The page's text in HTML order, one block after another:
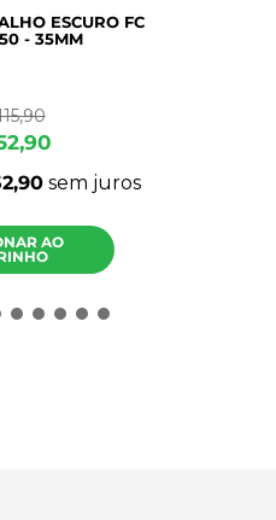
ESCURO FC
- 35MM
,90
,90
,90sem juros
AO